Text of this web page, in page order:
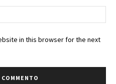
in this browser for the next